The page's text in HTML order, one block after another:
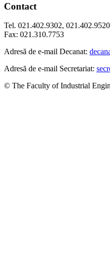
Contact
Tel. 021.402.9302, 021.402.9520
Fax: 021.310.7753
Adresă de e-mail Decanat:
Adresă de e-mail Secretariat:
© The Faculty of Industrial